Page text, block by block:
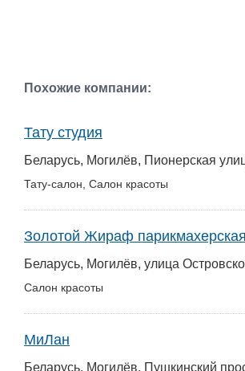
Похожие компании:
Тату студия
Беларусь, Могилёв, Пионерская
Тату-салон, Салон красоты
Золотой Жираф парикмахерская
Беларусь, Могилёв, улица
Салон красоты
МиЛан
Беларусь, Могилёв, Пушкинский